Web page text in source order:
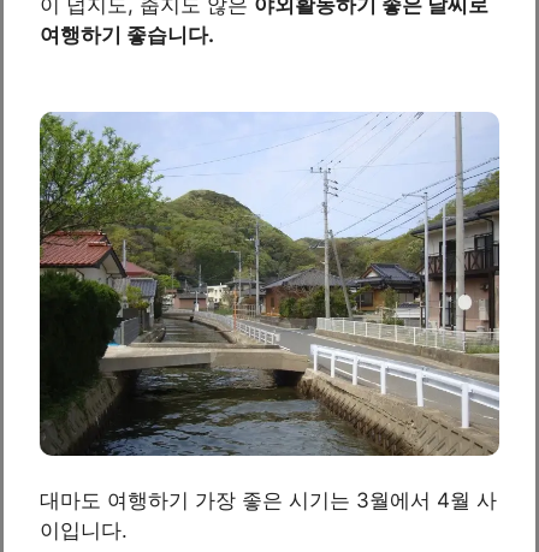
이 덥지도, 춥지도 않은 야외활동하기 좋은 날씨로
여행하기 좋습니다.
대마도 여행하기 가장 좋은 시기는 3월에서 4월 사
이입니다.